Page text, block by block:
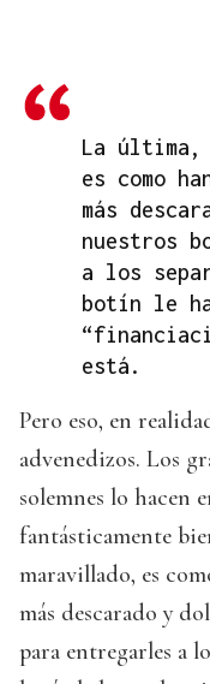
La última,
es como
más
nuestros
a los
botín le
está.
Pero eso, en
advenedizos. Los
solemnes lo hacen
fantásticamente
maravillado, es
más descarado y
para entregarles a